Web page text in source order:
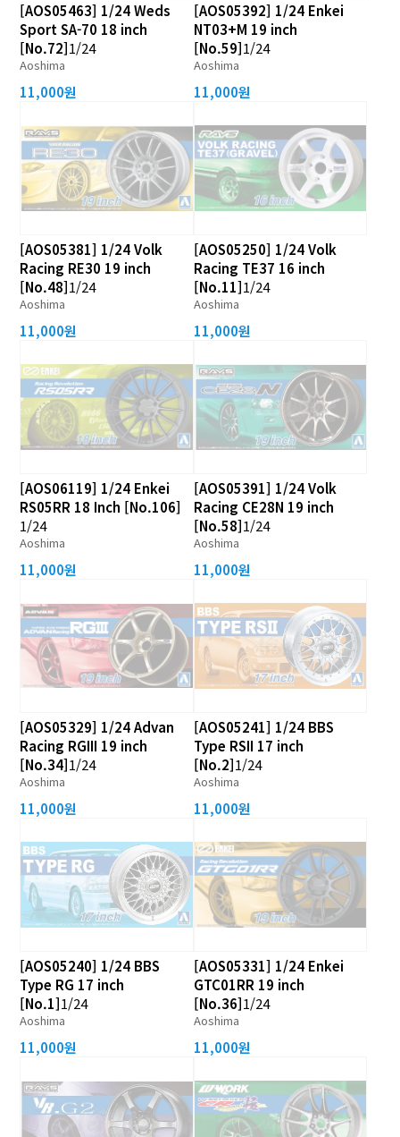
[AOS05463] 1/24 Weds
Sport SA-70 18 inch
[No.72]1/24
Aoshima
11,000원
[AOS05392] 1/24 Enkei
NT03+M 19 inch
[No.59]1/24
Aoshima
11,000원
[AOS05381] 1/24 Volk
Racing RE30 19 inch
[No.48]1/24
Aoshima
11,000원
[AOS05250] 1/24 Volk
Racing TE37 16 inch
[No.11]1/24
Aoshima
11,000원
[AOS06119] 1/24 Enkei
RS05RR 18 Inch [No.106]
1/24
Aoshima
11,000원
[AOS05391] 1/24 Volk
Racing CE28N 19 inch
[No.58]1/24
Aoshima
11,000원
[AOS05329] 1/24 Advan
Racing RGIII 19 inch
[No.34]1/24
Aoshima
11,000원
[AOS05241] 1/24 BBS
Type RSII 17 inch
[No.2]1/24
Aoshima
11,000원
[AOS05240] 1/24 BBS
Type RG 17 inch
[No.1]1/24
Aoshima
11,000원
[AOS05331] 1/24 Enkei
GTC01RR 19 inch
[No.36]1/24
Aoshima
11,000원